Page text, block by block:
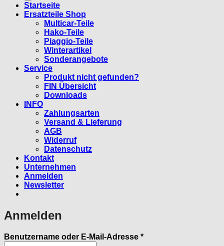
Startseite
Ersatzteile Shop
Multicar-Teile
Hako-Teile
Piaggio-Teile
Winterartikel
Sonderangebote
Service
Produkt nicht gefunden?
FIN Übersicht
Downloads
INFO
Zahlungsarten
Versand & Lieferung
AGB
Widerruf
Datenschutz
Kontakt
Unternehmen
Anmelden
Newsletter
Anmelden
Benutzername oder E-Mail-Adresse *Erforderlich